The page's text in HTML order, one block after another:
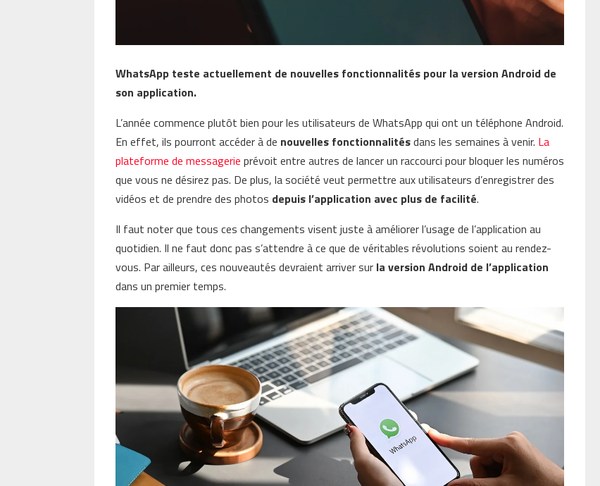
WhatsApp teste actuellement de nouvelles fonctionnalités pour la version Android de
son application.
L’année commence plutôt bien pour les utilisateurs de WhatsApp qui ont un téléphone Android.
En effet, ils pourront accéder à de nouvelles fonctionnalitésdans les semaines à venir. La
plateforme de messagerie prévoit entre autres de lancer un raccourci pour bloquer les numéros
que vous ne désirez pas. De plus, la société veut permettre aux utilisateurs d’enregistrer des
vidéos et de prendre des photos depuis l’application avec plus de facilité.
Il faut noter que tous ces changements visent juste à améliorer l’usage de l’application au
quotidien. Il ne faut donc pas s’attendre à ce que de véritables révolutions soient au rendez-
vous. Par ailleurs, ces nouveautés devraient arriver sur la version Android de l’application
dans un premier temps.